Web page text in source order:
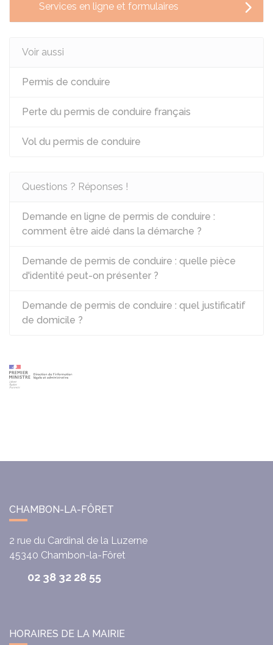
Services en ligne et formulaires
Voir aussi
Permis de conduire
Perte du permis de conduire français
Vol du permis de conduire
Questions ? Réponses !
Demande en ligne de permis de conduire :
comment être aidé dans la démarche ?
Demande de permis de conduire : quelle pièce
d'identité peut-on présenter ?
Demande de permis de conduire : quel justificatif
de domicile ?
CHAMBON-LA-FÔRET
2 rue du Cardinal de la Luzerne
45340 Chambon-la-Fôret
02 38 32 28 55
HORAIRES DE LA MAIRIE